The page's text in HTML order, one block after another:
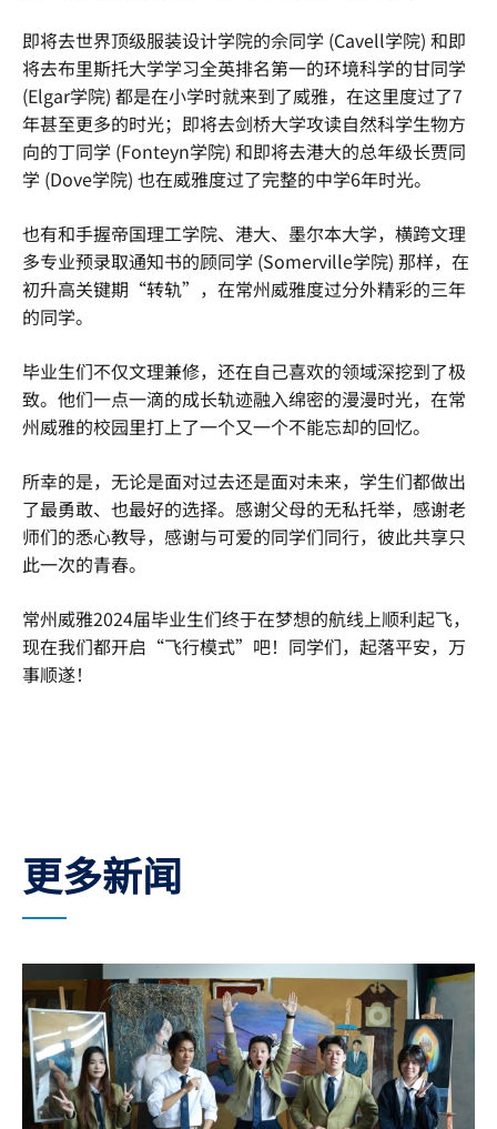
即将去世界顶级服装设计学院的佘同学 (Cavell学院) 和即
将去布里斯托大学学习全英排名第一的环境科学的甘同学
(Elgar学院) 都是在小学时就来到了威雅，在这里度过了7
年甚至更多的时光；即将去剑桥大学攻读自然科学生物方
向的丁同学 (Fonteyn学院) 和即将去港大的总年级长贾同
学 (Dove学院) 也在威雅度过了完整的中学6年时光。
也有和手握帝国理工学院、港大、墨尔本大学，横跨文理
多专业预录取通知书的顾同学 (Somerville学院) 那样，在
初升高关键期“转轨”，在常州威雅度过分外精彩的三年
的同学。
毕业生们不仅文理兼修，还在自己喜欢的领域深挖到了极
致。他们一点一滴的成长轨迹融入绵密的漫漫时光，在常
州威雅的校园里打上了一个又一个不能忘却的回忆。
所幸的是，无论是面对过去还是面对未来，学生们都做出
了最勇敢、也最好的选择。感谢父母的无私托举，感谢老
师们的悉心教导，感谢与可爱的同学们同行，彼此共享只
此一次的青春。
常州威雅2024届毕业生们终于在梦想的航线上顺利起飞，
现在我们都开启“飞行模式”吧！同学们，起落平安，万
事顺遂！
更多新闻